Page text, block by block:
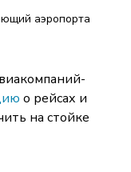
аэропорта
о рейсах и
на стойке